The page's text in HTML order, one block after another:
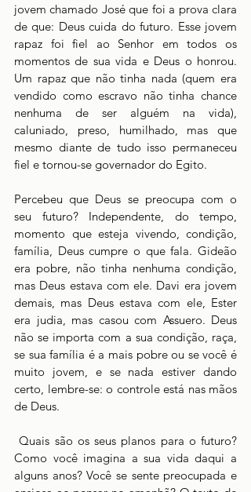
jovem chamado José que foi a prova clara
de que: Deus cuida do futuro. Esse jovem
rapaz foi fiel ao Senhor em todos os
momentos de sua vida e Deus o honrou.
Um rapaz que não tinha nada (quem era
vendido como escravo não tinha chance
nenhuma de ser alguém na vida),
caluniado, preso, humilhado, mas que
mesmo diante de tudo isso permaneceu
fiel e tornou-se governador do Egito.
Percebeu que Deus se preocupa com o
seu futuro? Independente, do tempo,
momento que esteja vivendo, condição,
família, Deus cumpre o que fala. Gideão
era pobre, não tinha nenhuma condição,
mas Deus estava com ele. Davi era jovem
demais, mas Deus estava com ele, Ester
era judia, mas casou com Assuero. Deus
não se importa com a sua condição, raça,
se sua família é a mais pobre ou se você é
muito jovem, e se nada estiver dando
certo, lembre-se: o controle está nas mãos
de Deus.
Quais são os seus planos para o futuro?
Como você imagina a sua vida daqui a
alguns anos? Você se sente preocupada e